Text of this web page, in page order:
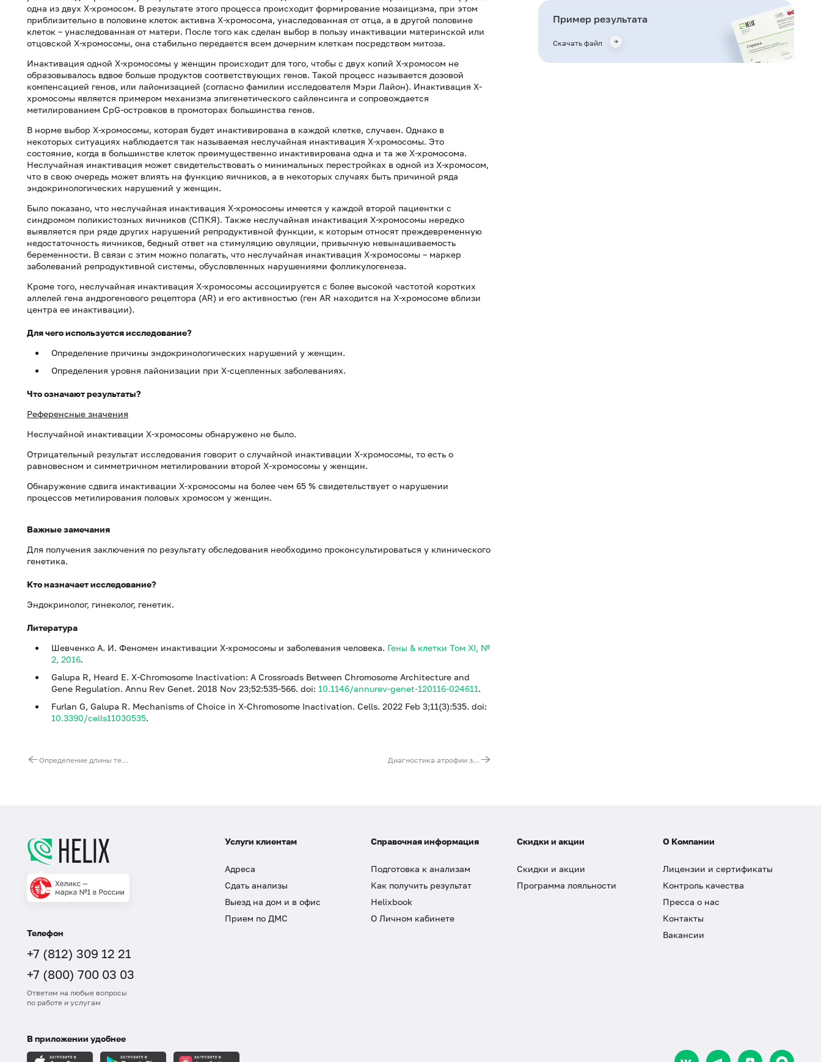
одна из двух Х-хромосом. В результате этого процесса происходит формирование мозаицизма, при этом
приблизительно в половине клеток активна Х-хромосома, унаследованная от отца, а в другой половине
клеток – унаследованная от матери. После того как сделан выбор в пользу инактивации материнской или
отцовской Х-хромосомы, она стабильно передается всем дочерним клеткам посредством митоза.
Инактивация одной Х-хромосомы у женщин происходит для того, чтобы с двух копий Х-хромосом не
образовывалось вдвое больше продуктов соответствующих генов. Такой процесс называется дозовой
компенсацией генов, или лайонизацией (согласно фамилии исследователя Мэри Лайон). Инактивация Х-
хромосомы является примером механизма эпигенетического сайленсинга и сопровождается
метилированием CpG-островков в промоторах большинства генов.
В норме выбор Х-хромосомы, которая будет инактивирована в каждой клетке, случаен. Однако в
некоторых ситуациях наблюдается так называемая неслучайная инактивация Х-хромосомы. Это
состояние, когда в большинстве клеток преимущественно инактивирована одна и та же Х-хромосома.
Неслучайная инактивация может свидетельствовать о минимальных перестройках в одной из Х-хромосом,
что в свою очередь может влиять на функцию яичников, а в некоторых случаях быть причиной ряда
эндокринологических нарушений у женщин.
Было показано, что неслучайная инактивация Х-хромосомы имеется у каждой второй пациентки с
синдромом поликистозных яичников (СПКЯ). Также неслучайная инактивация Х-хромосомы нередко
выявляется при ряде других нарушений репродуктивной функции, к которым относят преждевременную
недостаточность яичников, бедный ответ на стимуляцию овуляции, привычную невынашиваемость
беременности. В связи с этим можно полагать, что неслучайная инактивация Х-хромосомы – маркер
заболеваний репродуктивной системы, обусловленных нарушениями фолликулогенеза.
Кроме того, неслучайная инактивация Х-хромосомы ассоциируется с более высокой частотой коротких
аллелей гена андрогенового рецептора (АR) и его активностью (ген AR находится на Х-хромосоме вблизи
центра ее инактивации).
Для чего используется исследование?
Определение причины эндокринологических нарушений у женщин.
Определения уровня лайонизации при Х-сцепленных заболеваниях.
Что означают результаты?
Референсные значения
Неслучайной инактивации X-хромосомы обнаружено не было.
Отрицательный результат исследования говорит о случайной инактивации X-хромосомы, то есть о
равновесном и симметричном метилировании второй X-хромосомы у женщин.
Обнаружение сдвига инактивации X-хромосомы на более чем 65 % свидетельствует о нарушении
процессов метилирования половых хромосом у женщин.
Важные замечания
Для получения заключения по результату обследования необходимо проконсультироваться у клинического
генетика.
Кто назначает исследование?
Эндокринолог, гинеколог, генетик.
Литература
Шевченко А. И. Феномен инактивации Х-хромосомы и заболевания человека. Гены & клетки Том XI, №
2, 2016.
Galupa R, Heard E. X-Chromosome Inactivation: A Crossroads Between Chromosome Architecture and
Gene Regulation. Annu Rev Genet. 2018 Nov 23;52:535-566. doi: 10.1146/annurev-genet-120116-024611.
Furlan G, Galupa R. Mechanisms of Choice in X-Chromosome Inactivation. Cells. 2022 Feb 3;11(3):535. doi:
10.3390/cells11030535.
Определение длины теломер Диагностика атрофии зрительного нерва Лебера ( патогенные варианты c.152A>G (p.Tyr51Cys) в гене DNAJC30 , m.11778G>A, m.14484T>C, m.3243A>G, m.3460G>A, m.8344A>G, m.8993T>G)
Пример результата
Скачать файл
Телефон
+7 (812) 309 12 21
+7 (800) 700 03 03
Ответим на любые вопросы
по работе и услугам
Услуги клиентам
Адреса
Сдать анализы
Выезд на дом и в офис
Прием по ДМС
Справочная информация
Подготовка к анализам
Как получить результат
Helixbook
О Личном кабинете
Скидки и акции
Скидки и акции
Программа лояльности
О Компании
Лицензии и сертификаты
Контроль качества
Пресса о нас
Контакты
Вакансии
В приложении удобнее